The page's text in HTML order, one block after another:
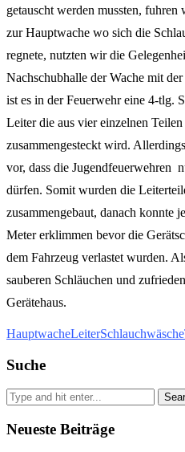
getauscht werden mussten,
zur Hauptwache wo sich die
regnete, nutzten wir die
Nachschubhalle der Wache mit
ist es in der Feuerwehr eine 4-tlg.
Leiter die aus vier einzelnen
zusammengesteckt wird.
vor, dass die Jugendfeuerwehren
dürfen. Somit wurden die
zusammengebaut, danach konnte
Meter erklimmen bevor die
dem Fahrzeug verlastet wurden.
sauberen Schläuchen und
Gerätehaus.
HauptwacheLeiterSchlauchwäsche
Suche
Neueste Beiträge